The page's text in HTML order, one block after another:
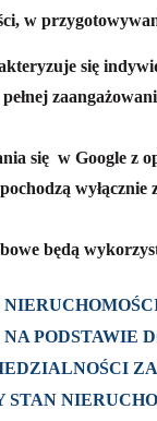
w
się
się w Google z
będą
PODSTAWIE